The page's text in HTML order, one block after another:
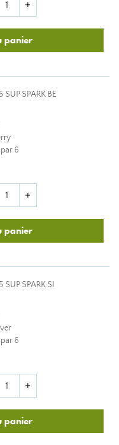
add
panier
SUP SPARK BE
6
add
panier
SPARK SI
6
add
panier